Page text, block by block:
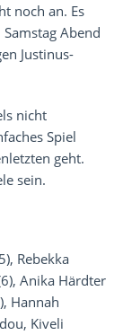
noch an. Es
Abend
Justinus-
nicht
Spiel
geht.
sein.
Rebekka
Anika Härdter
Hannah
Kiveli